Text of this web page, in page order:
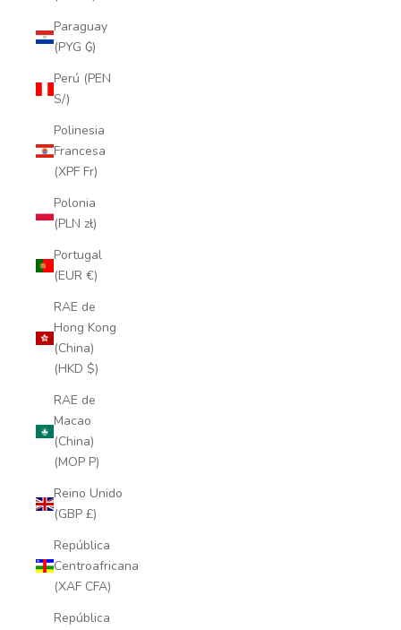
Paraguay
(PYG ₲)
Perú (PEN
S/)
Polinesia
Francesa
(XPF Fr)
Polonia
(PLN zł)
Portugal
(EUR €)
RAE de
Hong Kong
(China)
(HKD $)
RAE de
Macao
(China)
(MOP P)
Reino Unido
(GBP £)
República
Centroafricana
(XAF CFA)
República